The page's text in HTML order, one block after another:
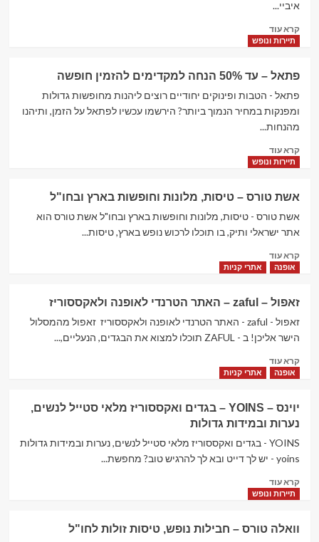
–
פשוט
איביי...
קרא עודRead
more
–
אתר
הקאשבק
תיירות ונופש
פתאל – עד 50% הנחה למקדימים להזמין חופשה
פתאל - הטבות ופינוקים יחודיים רוצים ליהנות מחופשות גדולות
ומפנקות במחיר הנמוך ביותר? הירשמו עכשיו לפתאל על הזמן, ותיהנו
מהנחות...
קרא עודRead
more
–
עד
50%
למקדימים
להזמין
תיירות ונופש
אשת טורס – טיסות, מלונות וחופשות בארץ ובחו"ל
אשת טורס - טיסות, מלונות וחופשות בארץ ובחו"ל אשת טורס הוא
אתר ישראלי ותיק, בו תוכלו לרכוש נופש בארץ, טיסות...
קרא עודRead
more
טורס
–
טיסות,
וחופשות
בארץ
אופנה אתרי קניות
זאפול – zaful – האתר הטרנדי לאופנה ולאקססוריז
זאפול - zaful - האתר הטרנדי לאופנה ולאקססוריז זאפול מהמסלול
הישר אליכן! ב - ZAFUL תוכלו למצוא את הבגדים, הנעליים,...
קרא עודRead
more
–
zaful
–
האתר
הטרנדי
לאופנה
ולאקססוריז
אופנה אתרי קניות
יוינס – YOINS – בגדים ואקססוריז מלאי סטייל לנשים,
נערות ובמידות גדולות
YOINS - בגדים ואקססוריז מלאי סטייל לנשים, נערות ובמידות גדולות
yoins - יש לך דייט ובא לך להרגיש טוב? מחפשת...
קרא עודRead
more
–
תיירות ונופש
וואלה טורס – חבילות נופש, טיסות זולות לחו"ל